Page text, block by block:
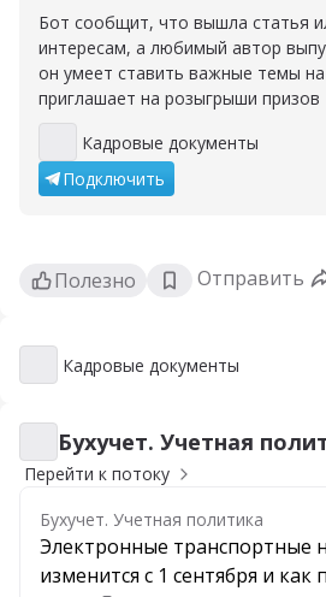
Бот сообщит, что вышла статья
интересам, а любимый автор
он умеет ставить важные темы
приглашает на розыгрыши призов
Кадровые документы
Кадровые документы
Подключить
Полезно Отправить
Кадровые документы
Кадровые документы
Бухучет. Учетная политика
Бухучет. Учетная
Перейти к потоку
Бухучет. Учетная политика
Электронные транспортные
изменится с 1 сентября и как